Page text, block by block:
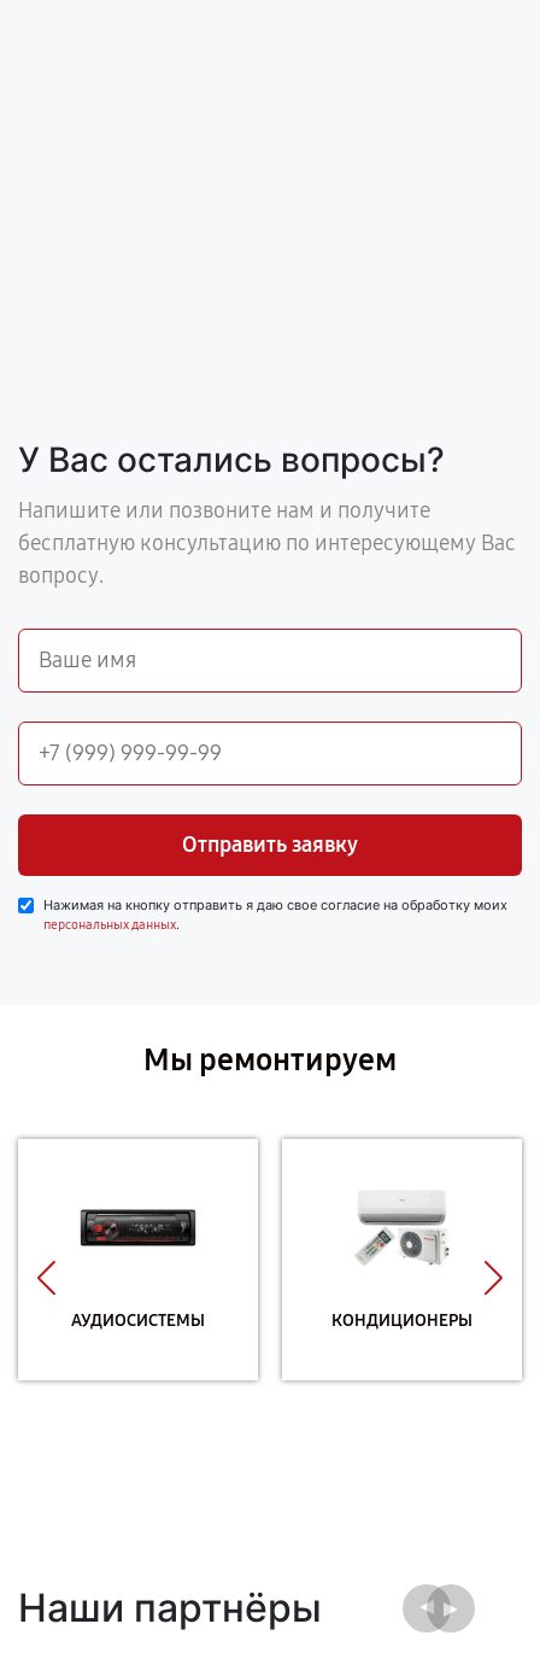
У Вас остались вопросы?
Напишите или позвоните нам и получите
бесплатную консультацию по интересующему Вас
вопросу.
Отправить заявку
Нажимая на кнопку отправить я даю свое согласие на обработку моих
персональных данных.
Мы ремонтируем
АУДИОСИСТЕМЫ КОНДИЦИОНЕРЫ
Наши партнёры